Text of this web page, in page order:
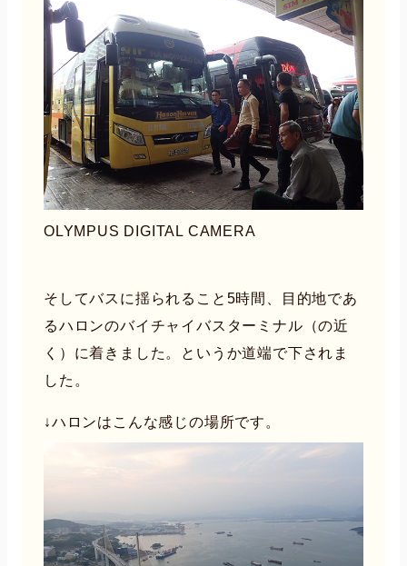
OLYMPUS DIGITAL CAMERA
そしてバスに揺られること5時間、目的地であ
るハロンのバイチャイバスターミナル（の近
く）に着きました。というか道端で下されま
した。
↓ハロンはこんな感じの場所です。